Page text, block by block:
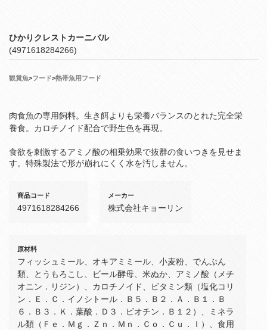
ひかりクレストカーニバル
(4971618284266)
観賞魚>フード>熱帯魚用フード
肉食魚の専用飼料。生き餌よりも栄養バランスのとれた完全栄
養食。カロチノイド配合で野生色を再現。
食欲を刺激するアミノ酸の相乗効果で抜群の食いつきを見せま
す。特殊製法で形が崩れにくく水を汚しません。
商品コード
4971618284266
メーカー
株式会社キョーリン
原材料
フィッシュミール、オキアミミール、小麦粉、でんぷん
類、とうもろこし、ビール酵母、米ぬか、アミノ酸（メチ
オニン．リジン）、カロチノイド、ビタミン類（塩化コリ
ン．Ｅ．Ｃ．イノシトール．Ｂ５．Ｂ２．Ａ．Ｂ１．Ｂ
６．Ｂ３．Ｋ．葉酸．Ｄ３．ビオチン．Ｂ１２）、ミネラ
ル類（Ｆｅ．Ｍｇ．Ｚｎ．Ｍｎ．Ｃｏ．Ｃｕ．Ｉ）、食用